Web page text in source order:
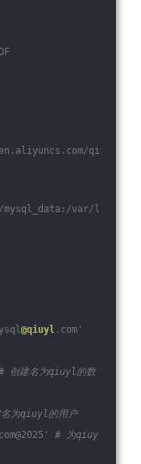
qi
var/l
@qiuyl .com'
创建名为qiuyl的数
名为qiuyl的用户
# 为qiuy